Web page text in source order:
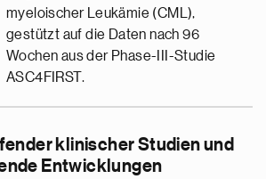
myeloischer Leukämie (CML),
gestützt auf die Daten nach 96
Wochen aus der Phase-III-Studie
ASC4FIRST.
klinischer Studien und
Entwicklungen